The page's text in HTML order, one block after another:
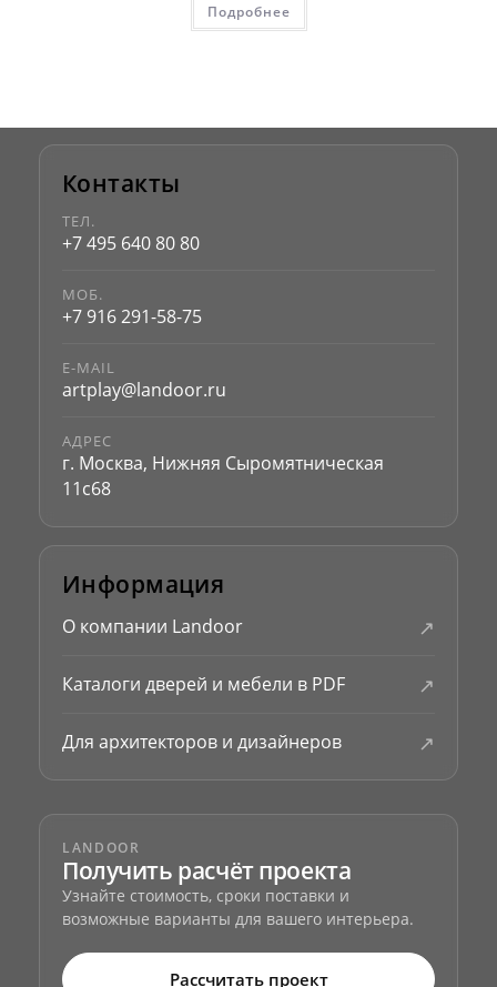
Подробнее
Контакты
ТЕЛ.
+7 495 640 80 80
МОБ.
+7 916 291-58-75
E-MAIL
artplay@landoor.ru
АДРЕС
г. Москва, Нижняя Сыромятническая
11с68
Информация
О компании Landoor ↗
Каталоги дверей и мебели в PDF ↗
Для архитекторов и дизайнеров ↗
LANDOOR
Получить расчёт проекта
Узнайте стоимость, сроки поставки и
возможные варианты для вашего интерьера.
Рассчитать проект